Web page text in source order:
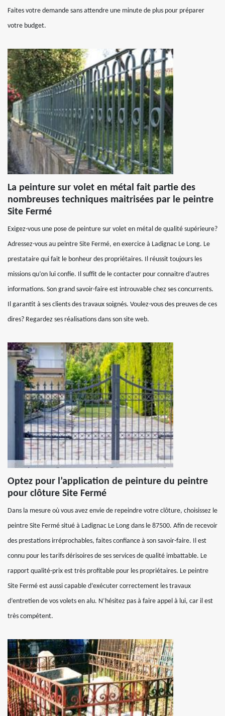
Faites votre demande sans attendre une minute de plus pour préparer
votre budget.
La peinture sur volet en métal fait partie des
nombreuses techniques maitrisées par le peintre
Site Fermé
Exigez-vous une pose de peinture sur volet en métal de qualité supérieure?
Adressez-vous au peintre Site Fermé, en exercice à Ladignac Le Long. Le
prestataire qui fait le bonheur des propriétaires. Il réussit toujours les
missions qu’on lui confie. Il suffit de le contacter pour connaitre d’autres
informations. Son grand savoir-faire est introuvable chez ses concurrents.
Il garantit à ses clients des travaux soignés. Voulez-vous des preuves de ces
dires? Regardez ses réalisations dans son site web.
Optez pour l’application de peinture du peintre
pour clôture Site Fermé
Dans la mesure où vous avez envie de repeindre votre clôture, choisissez le
peintre Site Fermé situé à Ladignac Le Long dans le 87500. Afin de recevoir
des prestations irréprochables, faites confiance à son savoir-faire. Il est
connu pour les tarifs dérisoires de ses services de qualité imbattable. Le
rapport qualité-prix est très profitable pour les propriétaires. Le peintre
Site Fermé est aussi capable d’exécuter correctement les travaux
d’entretien de vos volets en alu. N’hésitez pas à faire appel à lui, car il est
très compétent.